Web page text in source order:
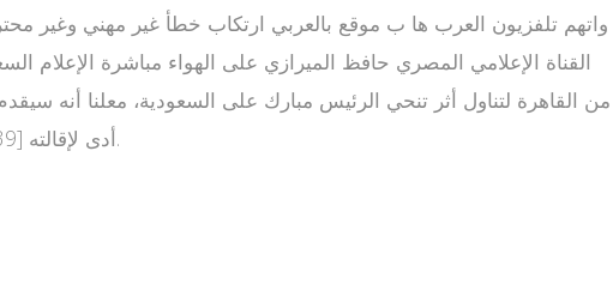
القناة الإعلامي المصري حافظ الميرازي على الهواء مباشرة الإعلام
من القاهرة لتناول أثر تنحي الرئيس مبارك على السعودية، معلنا أنه
أدى لإقالته [39][40].كما استنكرت لجان التظاهرات الشعبية تغطية قناة العربية للوقائع وبثها "أخبارا كاذبة تهدف لإحباط المتظاهرين"[41].